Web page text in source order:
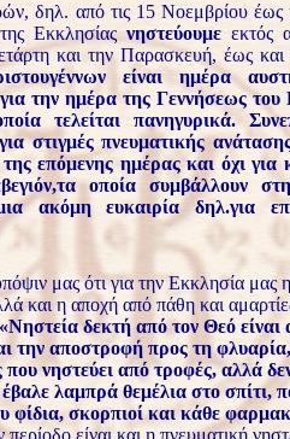
δηλ. από τις 15 Νοεμβρίου έως
Εκκλησίαςνηστεύουμεεκτός
και την Παρασκευή, έως
είναι ημέρα
την ημέρα της Γεννήσεως του
τελείται πανηγυρικά.
στιγμές πνευματικής
επόμενης ημέρας και όχι για
οποία συμβάλλουν
ακόμη ευκαιρία δηλ.για
μας ότι για την Εκκλησία μας
και η αποχή από πάθη και
«Νηστεία δεκτή από τον Θεό
την αποστροφή προς τη
νηστεύει από τροφές, αλλά
λαμπρά θεμέλια στο σπίτι,
φίδια, σκορπιοί και κάθε
περίοδο είναι και η πνευματική